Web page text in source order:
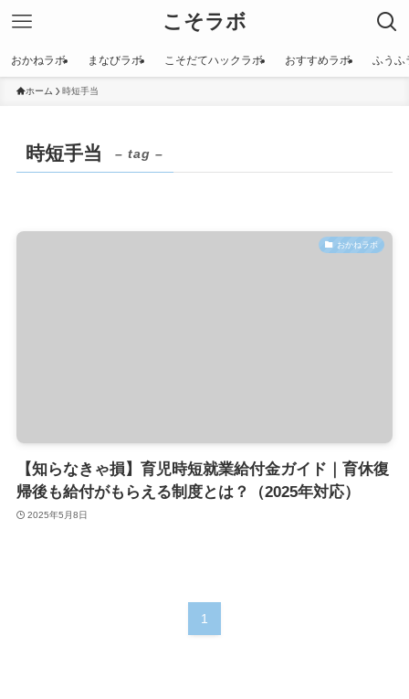
こそラボ
おかねラボ まなびラボ こそだてハックラボ おすすめラボ ふうふ
ホーム 時短手当
時短手当 – tag –
おかねラボ
【知らなきゃ損】育児時短就業給付金ガイド｜育休復
帰後も給付がもらえる制度とは？（2025年対応）
2025年5月8日
1